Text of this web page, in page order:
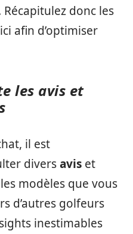
donc les
afin d’optimiser
les avis et
il est
diversavis et
modèles que vous
d’autres golfeurs
inestimables